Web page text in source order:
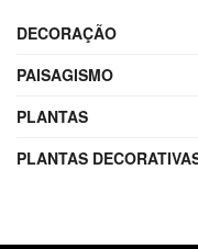
DECORAÇÃO
PAISAGISMO
PLANTAS
PLANTAS